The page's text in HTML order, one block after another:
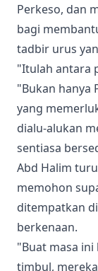
Perkeso, dan
bagi
tadbir urus
"Itulah antara
"Bukan hanya
yang
dialu-alukan
sentiasa
Abd Halim
memohon
ditempatkan
berkenaan.
"Buat masa ini
timbul,